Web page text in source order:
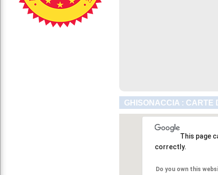
GHISONACCIA : CARTE
This page
correctly.
Do you own this